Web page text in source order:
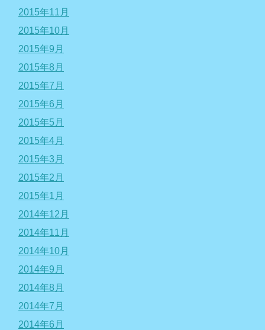
2015年11月
2015年10月
2015年9月
2015年8月
2015年7月
2015年6月
2015年5月
2015年4月
2015年3月
2015年2月
2015年1月
2014年12月
2014年11月
2014年10月
2014年9月
2014年8月
2014年7月
2014年6月